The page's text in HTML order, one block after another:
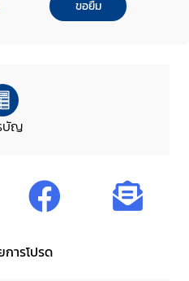
ขอยืม
บัญ
การโปรด